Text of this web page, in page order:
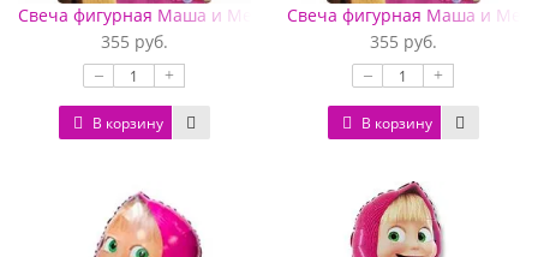
Свеча фигурная Маша и Медведь цифра 8
355 руб.
– +
В корзину
Свеча фигурная Маша и
355 руб.
– +
В корзину